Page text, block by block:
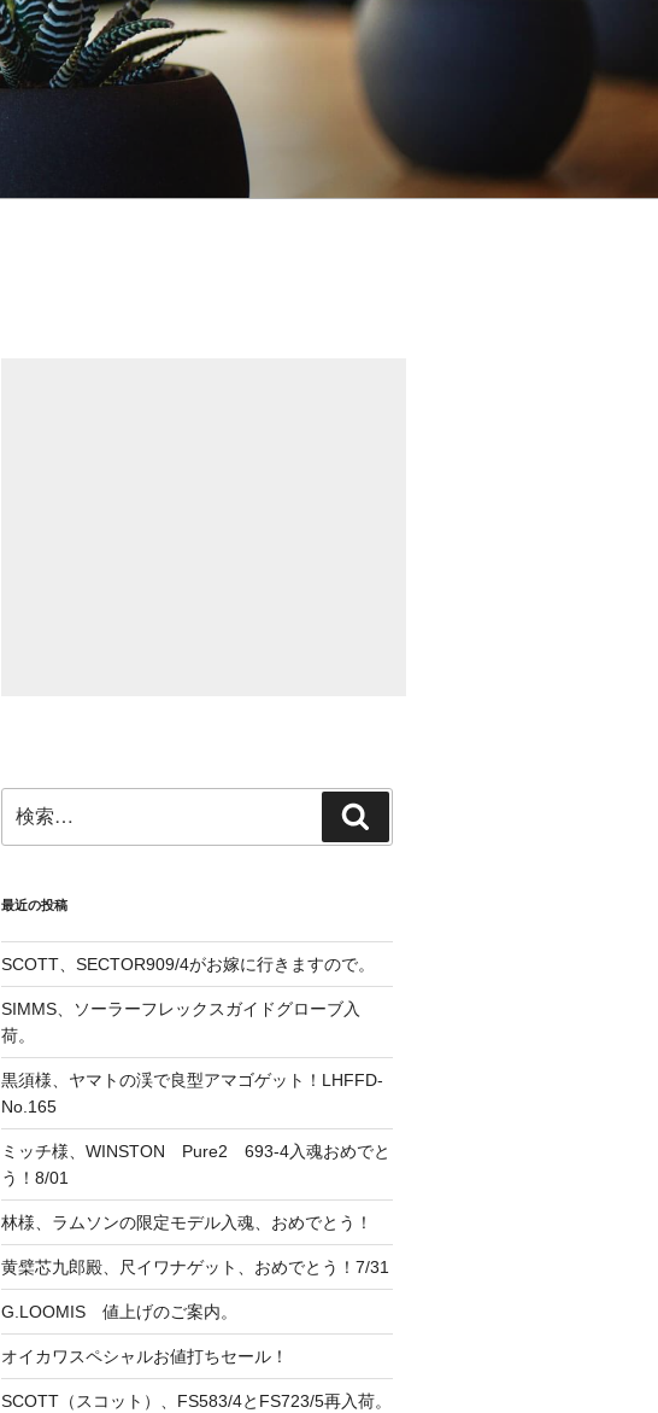
索:
索
最近の投稿
SCOTT、SECTOR909/4がお嫁に行きますので。
SIMMS、ソーラーフレックスガイドグローブ入
荷。
黒須様、ヤマトの渓で良型アマゴゲット！LHFFD-
No.165
ミッチ様、WINSTON Pure2 693-4入魂おめでと
う！8/01
林様、ラムソンの限定モデル入魂、おめでとう！
黄檗芯九郎殿、尺イワナゲット、おめでとう！7/31
G.LOOMIS 値上げのご案内。
オイカワスペシャルお値打ちセール！
SCOTT（スコット）、FS583/4とFS723/5再入荷。